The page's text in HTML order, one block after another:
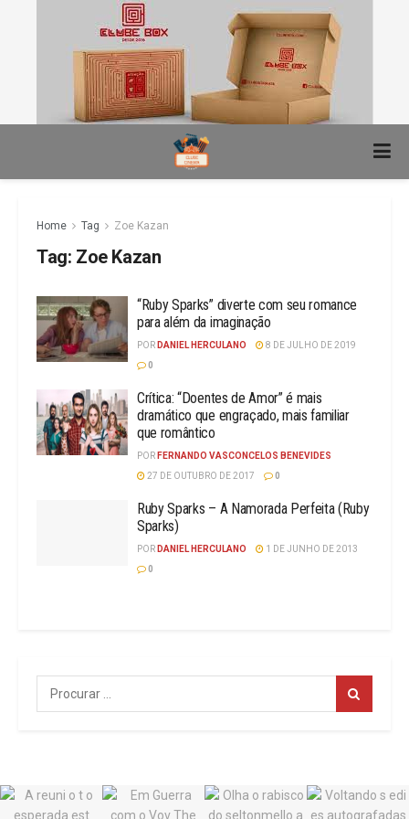
Home Tag Zoe Kazan
Tag: Zoe Kazan
“Ruby Sparks” diverte com seu romance
para além da imaginação
POR DANIEL HERCULANO
8 DE JULHO DE 2019
0
Crítica: “Doentes de Amor” é mais
dramático que engraçado, mais familiar
que romântico
POR FERNANDO VASCONCELOS BENEVIDES
27 DE OUTUBRO DE 2017
0
Ruby Sparks – A Namorada Perfeita (Ruby
Sparks)
POR DANIEL HERCULANO
1 DE JUNHO DE 2013
0